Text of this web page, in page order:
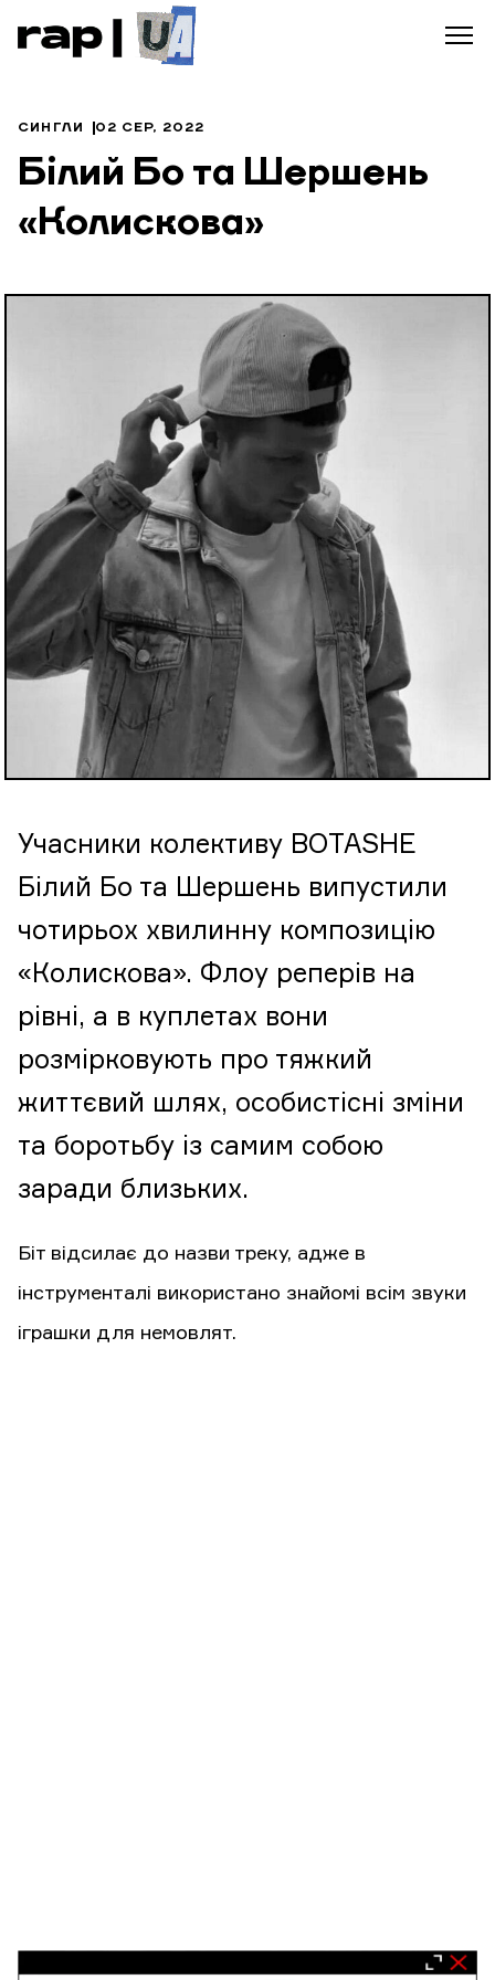
СИНГЛИ 02 СЕР, 2022
Білий Бо та Шершень
«Колискова»
Учасники колективу BOTASHE
Білий Бо та Шершень випустили
чотирьох хвилинну композицію
«Колискова». Флоу реперів на
рівні, а в куплетах вони
розмірковують про тяжкий
життєвий шлях, особистісні зміни
та боротьбу із самим собою
заради близьких.
Біт відсилає до назви треку, адже в
інструменталі використано знайомі всім звуки
іграшки для немовлят.